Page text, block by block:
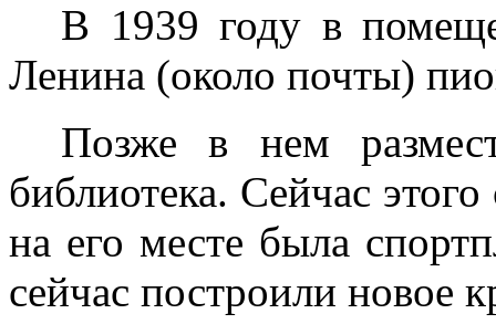
В 1939 году в
Ленина (около почты)
Позже в нем
библиотека. Сейчас
на его месте была
сейчас построили новое